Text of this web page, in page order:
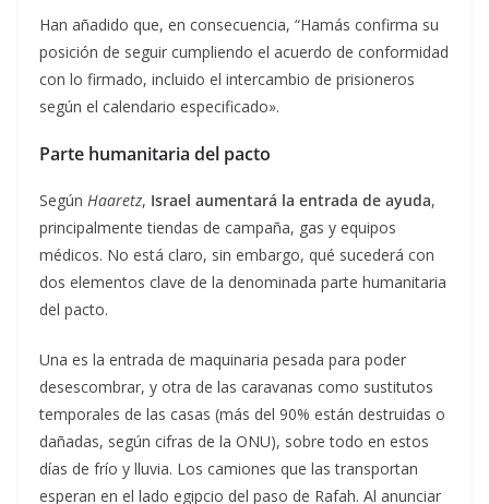
Han añadido que, en consecuencia, “Hamás confirma su
posición de seguir cumpliendo el acuerdo de conformidad
con lo firmado, incluido el intercambio de prisioneros
según el calendario especificado».
Parte humanitaria del pacto
Según Haaretz, Israel aumentará la entrada de ayuda,
principalmente tiendas de campaña, gas y equipos
médicos. No está claro, sin embargo, qué sucederá con
dos elementos clave de la denominada parte humanitaria
del pacto.
Una es la entrada de maquinaria pesada para poder
desescombrar, y otra de las caravanas como sustitutos
temporales de las casas (más del 90% están destruidas o
dañadas, según cifras de la ONU), sobre todo en estos
días de frío y lluvia. Los camiones que las transportan
esperan en el lado egipcio del paso de Rafah. Al anunciar